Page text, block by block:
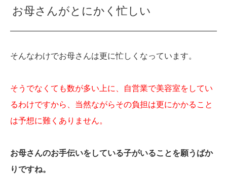
お母さんがとにかく忙しい
そんなわけでお母さんは更に忙しくなっています。
そうでなくても数が多い上に、自営業で美容室をしてい
るわけですから、当然ながらその負担は更にかかること
は予想に難くありません。
お母さんのお手伝いをしている子がいることを願うばか
りですね。